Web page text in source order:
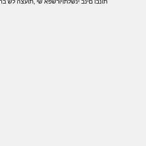
תונבו םינב ינשלתויורשפא שי ,תועצה לש